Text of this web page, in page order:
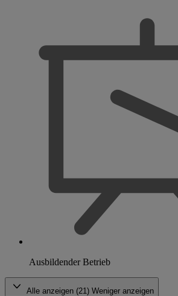
Ausbildender Betrieb
Alle anzeigen (21) Weniger anzeigen